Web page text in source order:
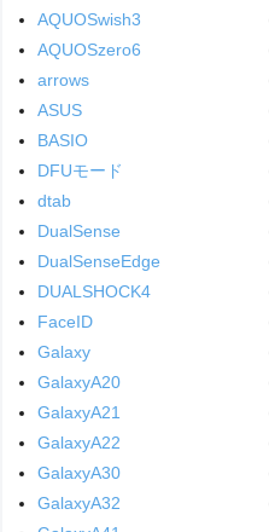
AQUOSwish3
AQUOSzero6
arrows
ASUS
BASIO
DFUモード
dtab
DualSense
DualSenseEdge
DUALSHOCK4
FaceID
Galaxy
GalaxyA20
GalaxyA21
GalaxyA22
GalaxyA30
GalaxyA32